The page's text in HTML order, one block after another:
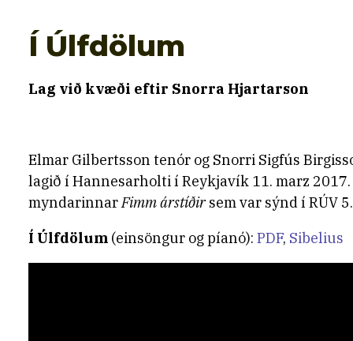
Í Úlfdölum
Lag við kvæði eftir Snorra Hjartarson
Elmar Gilbertsson tenór og Snorri Sigfús
lagið í Hannesarholti í Reykjavík 11. marz
myndarinnarFimm árstíðirsem var sýnd í RÚV
Í Úlfdölum (einsöngur og píanó): PDF, Sibelius